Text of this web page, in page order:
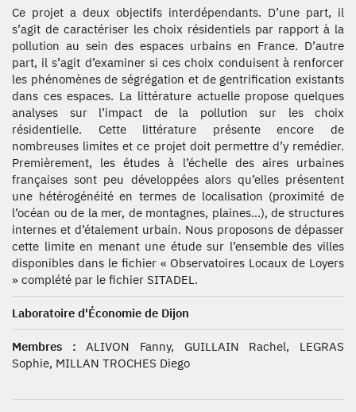
Ce projet a deux objectifs interdépendants. D’une part, il
s’agit de caractériser les choix résidentiels par rapport à la
pollution au sein des espaces urbains en France. D’autre
part, il s’agit d’examiner si ces choix conduisent à renforcer
les phénomènes de ségrégation et de gentrification existants
dans ces espaces. La littérature actuelle propose quelques
analyses sur l’impact de la pollution sur les choix
résidentielle. Cette littérature présente encore de
nombreuses limites et ce projet doit permettre d’y remédier.
Premièrement, les études à l’échelle des aires urbaines
françaises sont peu développées alors qu’elles présentent
une hétérogénéité en termes de localisation (proximité de
l’océan ou de la mer, de montagnes, plaines…), de structures
internes et d’étalement urbain. Nous proposons de dépasser
cette limite en menant une étude sur l’ensemble des villes
disponibles dans le fichier « Observatoires Locaux de Loyers
» complété par le fichier SITADEL.
Laboratoire d'Économie de Dijon
Membres : ALIVON Fanny, GUILLAIN Rachel, LEGRAS
Sophie, MILLAN TROCHES Diego